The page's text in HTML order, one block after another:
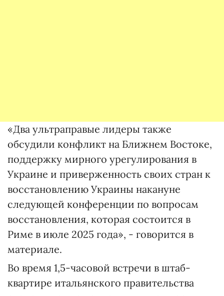
«Два ультраправые лидеры также
обсудили конфликт на Ближнем Востоке,
поддержку мирного урегулирования в
Украине и приверженность своих стран к
восстановлению Украины накануне
следующей конференции по вопросам
восстановления, которая состоится в
Риме в июле 2025 года», - говорится в
материале.
Во время 1,5-часовой встречи в штаб-
квартире итальянского правительства